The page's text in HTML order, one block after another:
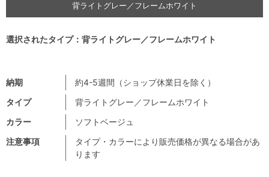
注意事項
タイプ・カラーにより販売価格が異なる場合があ
ります
納期
約4-5週間（ショップ休業日を除く）
タイプ
背ライトグレー／フレームホワイト
カラー
ソフトベージュ
背ライトグレー／フレームホワイト
選択されたタイプ：背ライトグレー／フレームホワイト